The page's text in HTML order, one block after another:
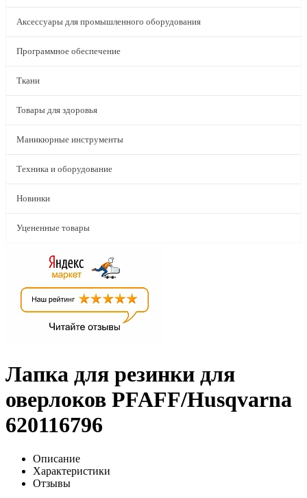
Аксессуары для промышленного оборудования
Программное обеспечение
Ткани
Товары для здоровья
Маникюрные инструменты
Техника и оборудование
Новинки
Уцененные товары
Лапка для резинки для
оверлоков PFAFF/Husqvarna
620116796
Описание
Характеристики
Отзывы